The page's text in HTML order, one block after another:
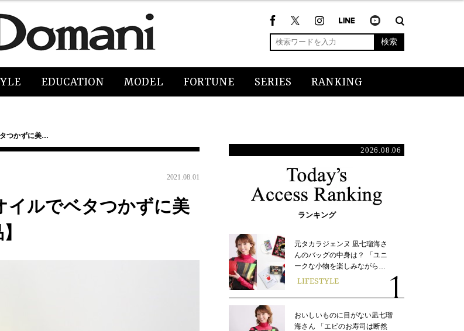
検索
EDUCATION MODEL FORTUNE SERIES RANKING
つかずに美…
2021.08.01
イルでベタつかずに美
2026.08.06
ランキング
元タカラジェンヌ 凪七瑠海さ
んのバッグの中身は？ 「ユニ
ークな小物を楽しみながら…
LIFESTYLE
おいしいものに目がない凪七瑠
海さん 「エビのお寿司は断然